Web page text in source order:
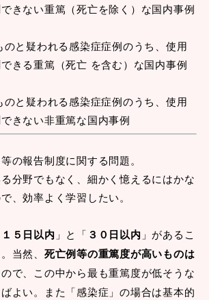
きない重篤（死亡を除く）な国内事例
のと疑われる感染症症例のうち、使用
きる重篤（死亡 を含む）な国内事例
のと疑われる感染症症例のうち、使用
きない非重篤な国内事例
の報告制度に関する問題。
分野でもなく、細かく憶えるにはかな
、効率よく学習したい。
１５日以内 」と「 ３０日以内 」があるこ
当然、 死亡例等の重篤度が高いものは
で、この中から最も重篤度が低そうな
よい。また「感染症」の場合は基本的